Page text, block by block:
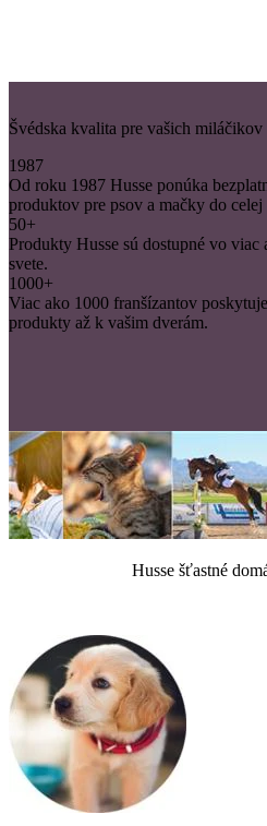
Švédska kvalita pre vašich miláčikov
1987
Od roku 1987 Husse ponúka
produktov pre psov a mačky do celej
50+
Produkty Husse sú dostupné vo
svete.
1000+
Viac ako 1000 franšízantov
produkty až k vašim dverám.
Husse šťastné